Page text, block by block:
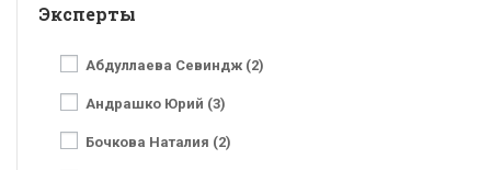
Эксперты
Абдуллаева Севиндж (2)
Андрашко Юрий (3)
Бочкова Наталия (2)